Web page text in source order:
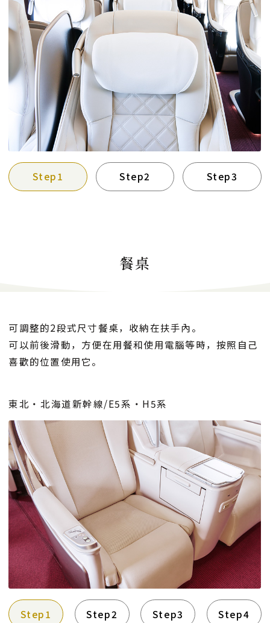
Step1 Step2 Step3
餐桌
可調整的2段式尺寸餐桌，收納在扶手內。
可以前後滑動，方便在用餐和使用電腦等時，按照自己
喜歡的位置使用它。
東北・北海道新幹線/E5系・H5系
Step1 Step2 Step3 Step4